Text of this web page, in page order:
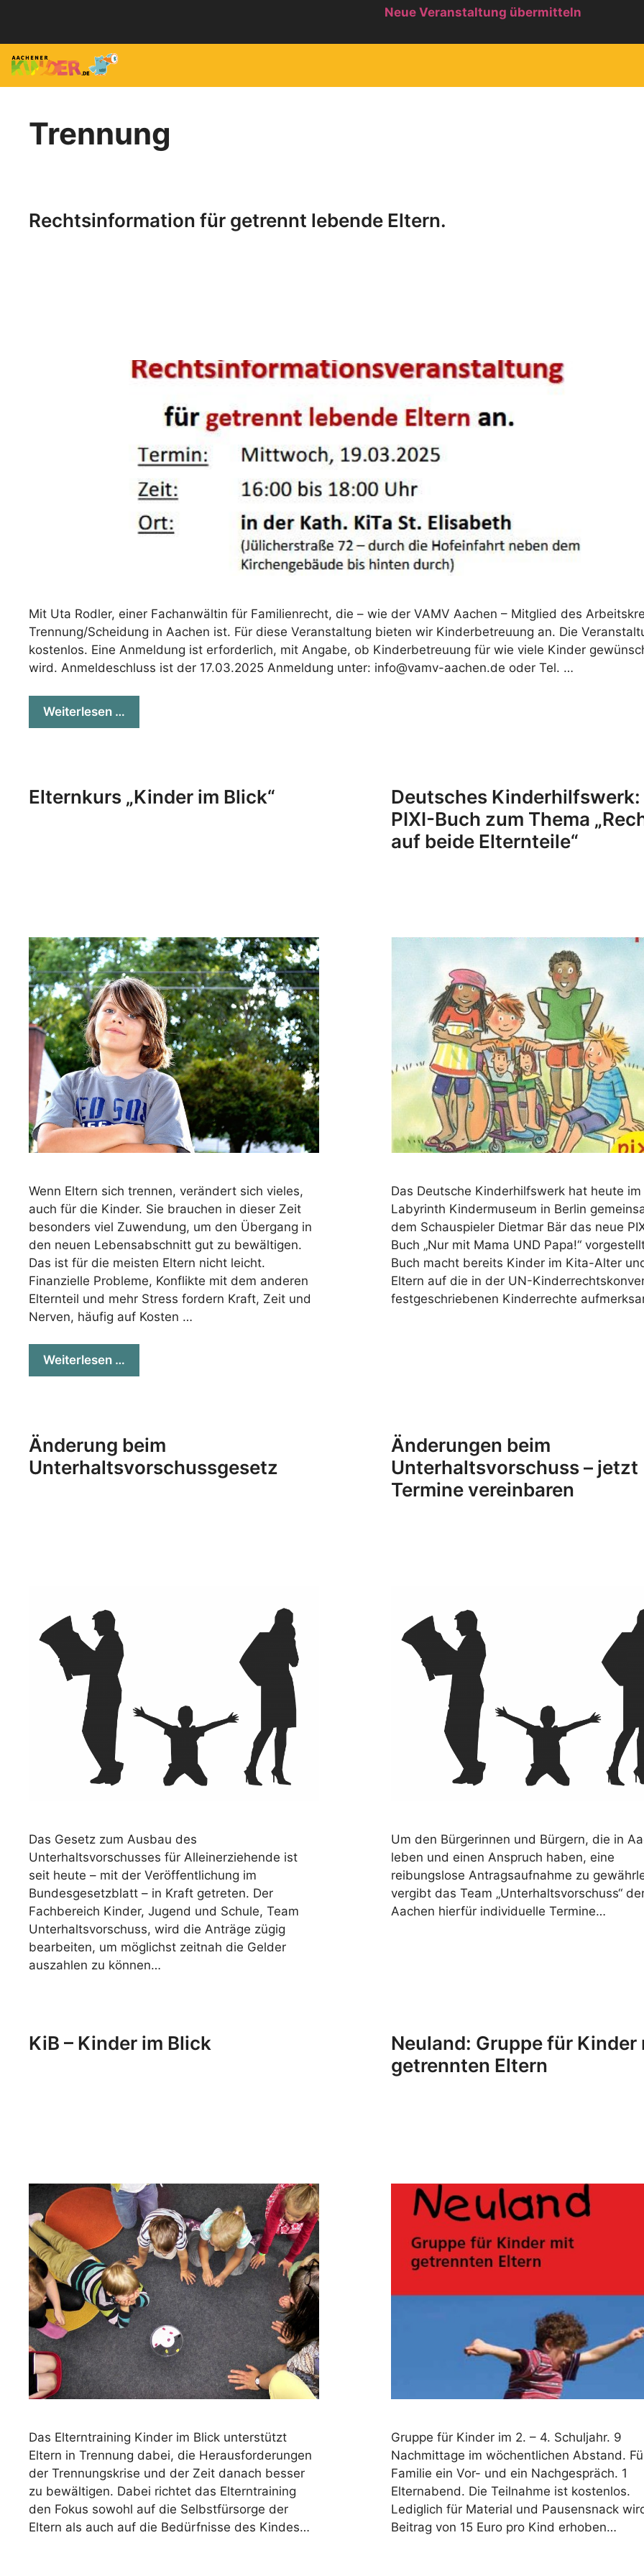
springen
Neue Veranstaltung übermitteln
Trennung
Rechtsinformation für getrennt lebende Eltern.
Mit Uta Rodler, einer Fachanwältin für Familienrecht, die – wie der VAMV Aachen – Mitglied des
Trennung/Scheidung in Aachen ist. Für diese Veranstaltung bieten wir Kinderbetreuung an. Die
kostenlos. Eine Anmeldung ist erforderlich, mit Angabe, ob Kinderbetreuung für wie viele Kinder
wird. Anmeldeschluss ist der 17.03.2025 Anmeldung unter: info@vamv-aachen.de oder Tel. …
Weiterlesen …
Elternkurs „Kinder im Blick“
Wenn Eltern sich trennen, verändert sich vieles,
auch für die Kinder. Sie brauchen in dieser Zeit
besonders viel Zuwendung, um den Übergang in
den neuen Lebensabschnitt gut zu bewältigen.
Das ist für die meisten Eltern nicht leicht.
Finanzielle Probleme, Konflikte mit dem anderen
Elternteil und mehr Stress fordern Kraft, Zeit und
Nerven, häufig auf Kosten …
Weiterlesen …
Deutsches Kinderhilfswerk:
PIXI-Buch zum Thema
auf beide Elternteile“
Das Deutsche Kinderhilfswerk hat heute im
Labyrinth Kindermuseum in Berlin
dem Schauspieler Dietmar Bär das neue
Buch „Nur mit Mama UND Papa!“
Buch macht bereits Kinder im Kita-Alter
Eltern auf die in der UN-
festgeschriebenen Kinderrechte
Änderung beim
Unterhaltsvorschussgesetz
Das Gesetz zum Ausbau des
Unterhaltsvorschusses für Alleinerziehende ist
seit heute – mit der Veröffentlichung im
Bundesgesetzblatt – in Kraft getreten. Der
Fachbereich Kinder, Jugend und Schule, Team
Unterhaltsvorschuss, wird die Anträge zügig
bearbeiten, um möglichst zeitnah die Gelder
auszahlen zu können…
Änderungen beim
Unterhaltsvorschuss – jetzt
Termine vereinbaren
Um den Bürgerinnen und Bürgern, die in
leben und einen Anspruch haben, eine
reibungslose Antragsaufnahme zu
vergibt das Team „Unterhaltsvorschuss“
Aachen hierfür individuelle Termine…
KiB – Kinder im Blick
Das Elterntraining Kinder im Blick unterstützt
Eltern in Trennung dabei, die Herausforderungen
der Trennungskrise und der Zeit danach besser
zu bewältigen. Dabei richtet das Elterntraining
den Fokus sowohl auf die Selbstfürsorge der
Eltern als auch auf die Bedürfnisse des Kindes…
Neuland: Gruppe für Kinder
getrennten Eltern
Gruppe für Kinder im 2. – 4. Schuljahr. 9
Nachmittage im wöchentlichen Abstand.
Familie ein Vor- und ein Nachgespräch. 1
Elternabend. Die Teilnahme ist kostenlos.
Lediglich für Material und Pausensnack
Beitrag von 15 Euro pro Kind erhoben…